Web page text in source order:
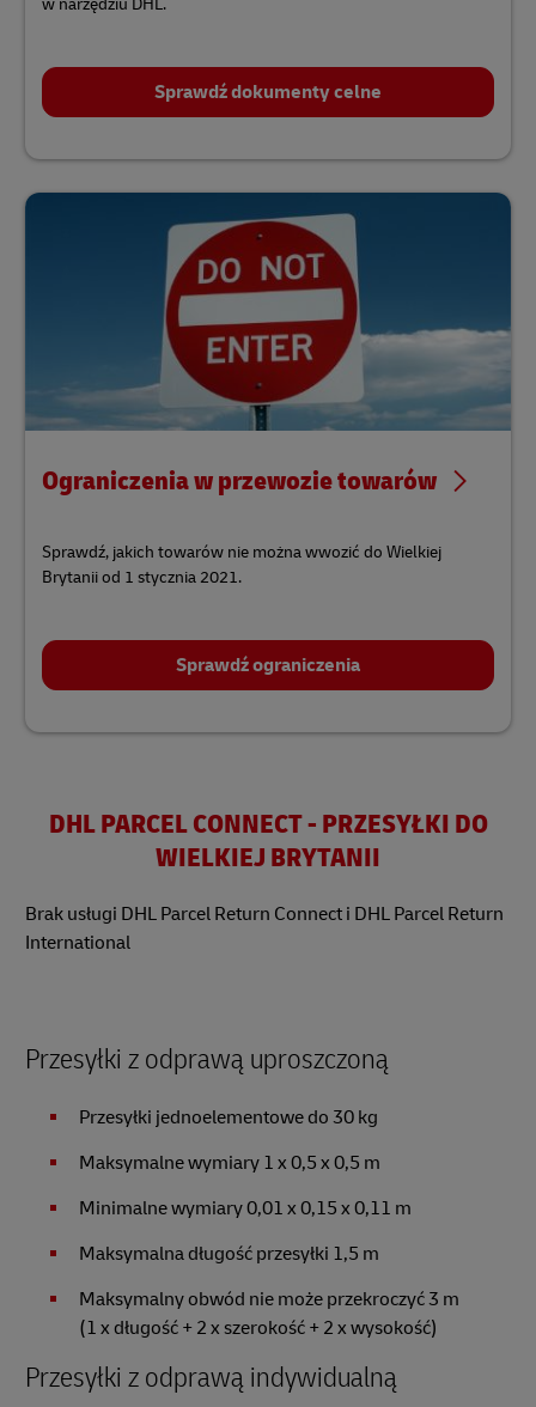
w narzędziu DHL.
Sprawdź dokumenty celne
Ograniczenia w przewozie towarów
Sprawdź, jakich towarów nie można wwozić do Wielkiej
Brytanii od 1 stycznia 2021.
Sprawdź ograniczenia
DHL PARCEL CONNECT - PRZESYŁKI DO
WIELKIEJ BRYTANII
Brak usługi DHL Parcel Return Connect i DHL Parcel Return
International
Przesyłki z odprawą uproszczoną
Przesyłki jednoelementowe do 30 kg
Maksymalne wymiary 1 x 0,5 x 0,5 m
Minimalne wymiary 0,01 x 0,15 x 0,11 m
Maksymalna długość przesyłki 1,5 m
Maksymalny obwód nie może przekroczyć 3 m
(1 x długość + 2 x szerokość + 2 x wysokość)
Przesyłki z odprawą indywidualną